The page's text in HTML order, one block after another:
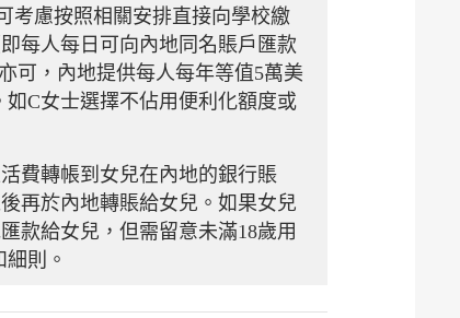
考慮按照相關安排直接向學校繳
每人每日可向內地同名賬戶匯款
可，內地提供每人每年等值5萬美
C女士選擇不佔用便利化額度或
費轉帳到女兒在內地的銀行賬
再於內地轉賬給女兒。如果女兒
款給女兒，但需留意未滿18歲用
則。